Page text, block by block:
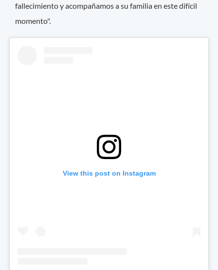
fallecimiento y acompañamos a su familia en este difícil
momento".
View this post on Instagram